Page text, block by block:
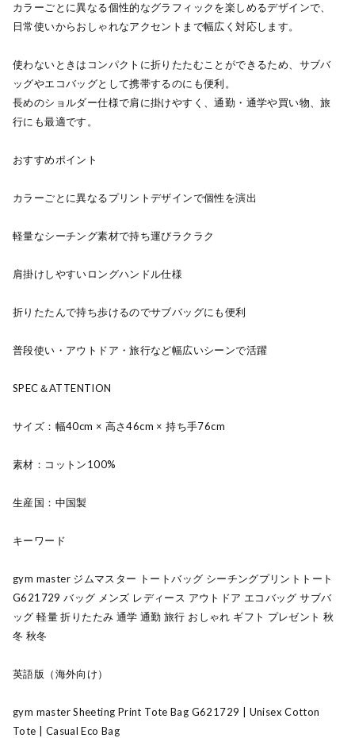
カラーごとに異なる個性的なグラフィックを楽しめるデザインで、
日常使いからおしゃれなアクセントまで幅広く対応します。
使わないときはコンパクトに折りたたむことができるため、サブバ
ッグやエコバッグとして携帯するのにも便利。
長めのショルダー仕様で肩に掛けやすく、通勤・通学や買い物、旅
行にも最適です。
おすすめポイント
カラーごとに異なるプリントデザインで個性を演出
軽量なシーチング素材で持ち運びラクラク
肩掛けしやすいロングハンドル仕様
折りたたんで持ち歩けるのでサブバッグにも便利
普段使い・アウトドア・旅行など幅広いシーンで活躍
SPEC＆ATTENTION
サイズ：幅40cm × 高さ46cm × 持ち手76cm
素材：コットン100%
生産国：中国製
キーワード
gym master ジムマスター トートバッグ シーチングプリントトート
G621729 バッグ メンズ レディース アウトドア エコバッグ サブバ
ッグ 軽量 折りたたみ 通学 通勤 旅行 おしゃれ ギフト プレゼント 秋
冬 秋冬
英語版（海外向け）
gym master Sheeting Print Tote Bag G621729 | Unisex Cotton
Tote | Casual Eco Bag